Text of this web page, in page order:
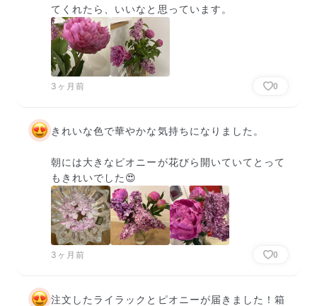
てくれたら、いいなと思っています。
3ヶ月前 0
きれいな色で華やかな気持ちになりました。
朝には大きなピオニーが花びら開いていてとって
もきれいでした😍
3ヶ月前 0
注文したライラックとピオニーが届きました！箱